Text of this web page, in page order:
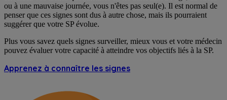
ou à une mauvaise journée, vous n'êtes pas seul(e). Il est normal de
penser que ces signes sont dus à autre chose, mais ils pourraient
suggérer que votre SP évolue.
Plus vous savez quels signes surveiller, mieux vous et votre médecin
pouvez évaluer votre capacité à atteindre vos objectifs liés à la SP.
Apprenez à connaître les signes